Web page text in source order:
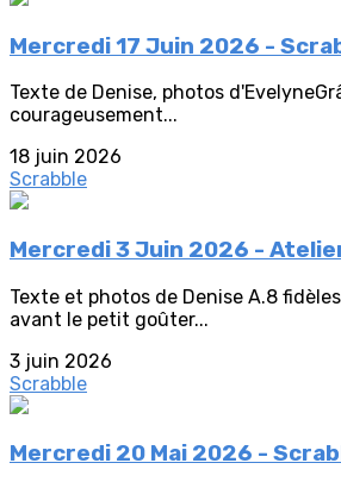
Mercredi 17 Juin 2026 -
Texte de Denise, photos
courageusement...
18 juin 2026
Scrabble
Mercredi 3 Juin 2026 -
Texte et photos de Denise A.8
avant le petit goûter...
3 juin 2026
Scrabble
Mercredi 20 Mai 2026 -